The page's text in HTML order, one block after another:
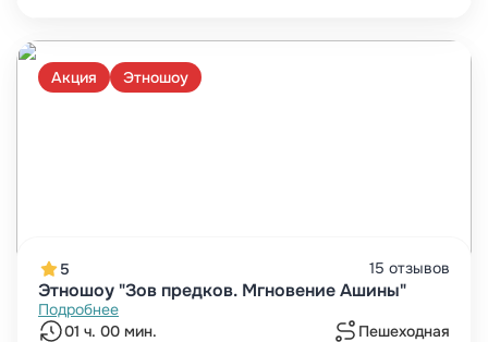
Акция Этношоу
5 15 отзывов
Этношоу "Зов предков. Мгновение Ашины"
Подробнее
01 ч. 00 мин.
Пешеходная